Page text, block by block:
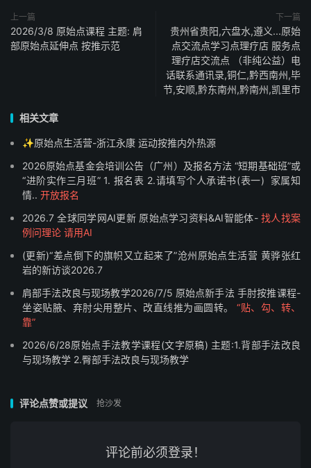
- 负责整体运营和理论指导
#### **3. 圆梦 - 生活营营长** 🏠
- 经验丰富，用心服务每一位学员
#### **4. 雷文娟 - 实习营长** ✨
- 资深原始点志工，手法精湛，爱心满满
- 将在沧州复制生活营
---
### 📅 **课程安排**
**时间：2026.3.14 - 2026.4.4**
---
#### **1. 求人不如求己** 💪
上一篇
2026/3/8 原始点课程 主题: 肩
部原始点延伸点 按推示范
下一篇
贵州省贵阳,六盘水,遵义...原始
点交流点学习点理疗店 服务点
理疗店交流点 （非纯公益）电
话联系通讯录,铜仁,黔西南州,毕
节,安顺,黔东南州,黔南州,凯里市
相关文章
✨原始点生活营-浙江永康 运动按推内外热源
2026原始点基金会培训公告（广州）及报名方法 “短期基础班”或
“进阶实作三月班” 1. 报名表 2.请填写个人承诺书(表一) 家属知
情.. 开放报名
2026.7 全球同学网AI更新 原始点学习资料&AI智能体-找人找案
例问理论 请用AI
(更新)“差点倒下的旗帜又立起来了”沧州原始点生活营 黄骅张红
岩的新访谈2026.7
肩部手法改良与现场教学2026/7/5 原始点新手法 手肘按推课程-
坐姿贴腋、弃肘尖用整片、改直线推为画圆转。 “贴、勾、转、
靠”
2026/6/28原始点手法教学课程(文字原稿) 主题:1.背部手法改良
与现场教学 2.臀部手法改良与现场教学
评论点赞或提议 抢沙发
评论前必须登录！